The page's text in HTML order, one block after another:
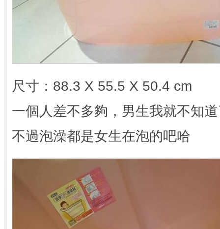
尺寸：88.3 X 55.5 X 50.4 cm
一個人差不多夠，男生我就不知
不過泡澡都是女生在泡的吧哈